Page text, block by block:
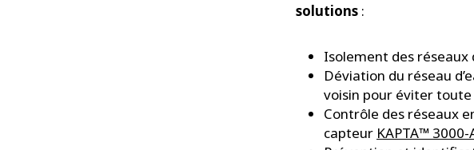
solutions :
Isolement des réseaux
Déviation du réseau
voisin pour éviter
Contrôle des réseaux
capteur KAPTA™ 3000-